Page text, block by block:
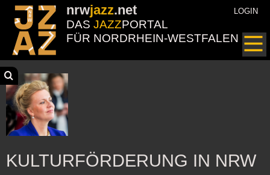
nrwjazz.net
DAS JAZZPORTAL
FÜR NORDRHEIN-WESTFALEN
LOGIN
KULTURFÖRDERUNG IN NRW